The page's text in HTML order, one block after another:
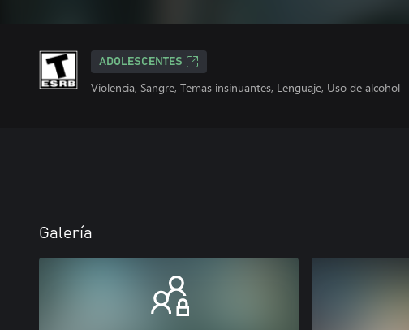
ADOLESCENTES
Violencia, Sangre, Temas insinuantes, Lenguaje, Uso de alcohol
Galería